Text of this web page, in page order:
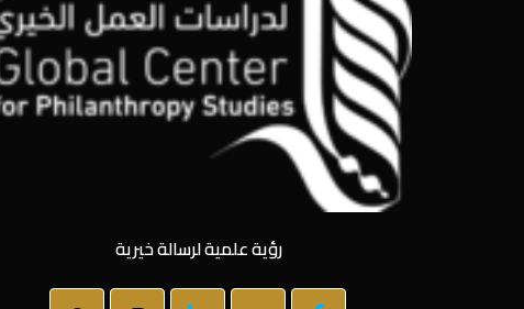
رؤية علمية لرسالة خيرية